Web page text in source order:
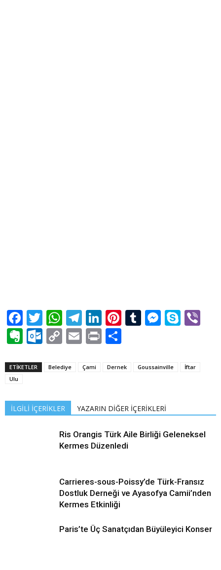
Facebook
TwitterWhatsApp
Telegram
LinkedIn
Pinterest
Tumblr
Evernote
Outlook.com
CopyEmailPrint
ETİKETLER Belediye Çami Dernek Goussainville
İftar
Ulu
İLGİLİ İÇERİKLER YAZARIN DİĞER İÇERİKLERİ
Ris Orangis Türk Aile Birliği Geleneksel
Kermes Düzenledi
Carrieres-sous-Poissy’de Türk-Fransız
Dostluk Derneği ve Ayasofya Camii’nden
Kermes Etkinliği
Paris’te Üç Sanatçıdan Büyüleyici Konser